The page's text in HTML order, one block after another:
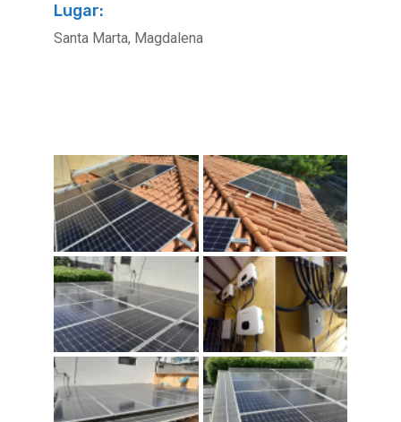
Lugar:
Santa Marta, Magdalena